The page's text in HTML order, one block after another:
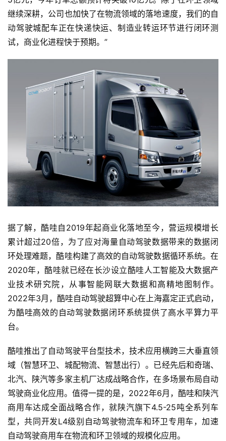
继续深耕，公司也加快了在物流领域的落地速度，我们的自
动驾驶城配车正在快递快运、制造业转运环节进行闭环测
试，商业化进程快于预期。”
据了解，酷哇自2019年起商业化落地至今，营运规模增长
累计超过20倍，为了应对海量自动驾驶数据带来的数据闭
环处理难题，酷哇构建了高效的自动驾驶数据循环系统。在
2020年，酷哇就已经在长沙设立酷哇人工智能及大数据产
业技术研究院，从事智能网联大数据和高精地图制作。
2022年3月，酷哇自动驾驶超算中心在上海嘉定正式启动，
为酷哇高效的自动驾驶数据闭环系统提供了高水平算力平
台。
酷哇推出了自动驾驶平台型技术，技术应用横跨三大垂直领
域（智慧环卫、城配物流、智慧出行）。已经先后和奇瑞、
北汽、陕汽等多家主机厂达成战略合作，在多场景布局自动
驾驶商业化应用。值得一提的是，2022年6月，酷哇和陕汽
商用车达成全面战略合作，就陕汽旗下4.5-25吨全系列车
型，共同开发L4级别自动驾驶物流车和环卫专用车，加速
自动驾驶商用车在物流和环卫领域的规模化应用。